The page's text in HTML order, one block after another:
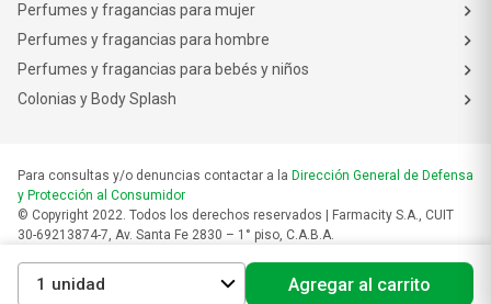
1 Agregar al carrito
Perfumes y fragancias para mujer
Perfumes y fragancias para hombre
Perfumes y fragancias para bebés y niños
Colonias y Body Splash
Para consultas y/o denuncias contactar a la Dirección General de Defensa
y Protección al Consumidor
© Copyright 2022. Todos los derechos reservados | Farmacity S.A., CUIT
30-69213874-7, Av. Santa Fe 2830 – 1° piso, C.A.B.A.
publicados está sujeta a la verificación de stock.